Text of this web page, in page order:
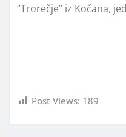
“Trorečje” iz Kočana,
Post Views: 189